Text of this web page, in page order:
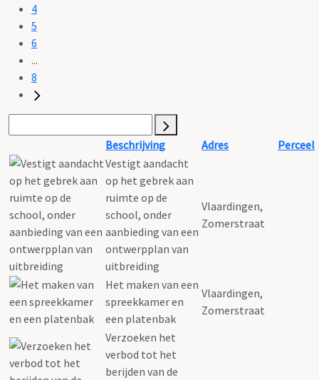
4
5
6
...
8
Beschrijving Adres
Perceel
Vestigt aandacht
op het gebrek aan
ruimte op de
school, onder
aanbieding van een
ontwerpplan van
uitbreiding
Vlaardingen,
Zomerstraat
Het maken van een
spreekkamer en
een platenbak
Vlaardingen,
Zomerstraat
Verzoeken het
verbod tot het
berijden van de